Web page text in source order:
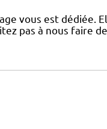
vous est dédiée.
pas à nous faire